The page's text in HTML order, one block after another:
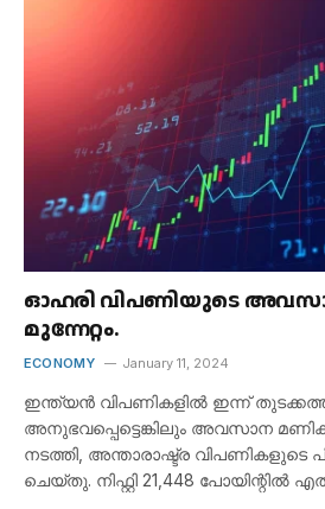
ഓഹരി വിപണിയുടെ
മുന്നേറ്റം.
ECONOMY January 11, 2024
ഇന്ത്യൻ വിപണികളിൽ ഇന്ന്
അനുഭവപ്പെട്ടെങ്കിലും അവസാന
നടത്തി, അന്താരാഷ്ട്ര
ചെയ്തു. നിഫ്റ്റി 21,448 പോയിന്റിൽ